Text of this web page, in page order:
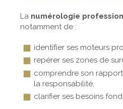
La numérologie
notamment de :
identifier ses moteurs
repérer ses zones de
comprendre son rapport
la responsabilité,
clarifier ses besoins